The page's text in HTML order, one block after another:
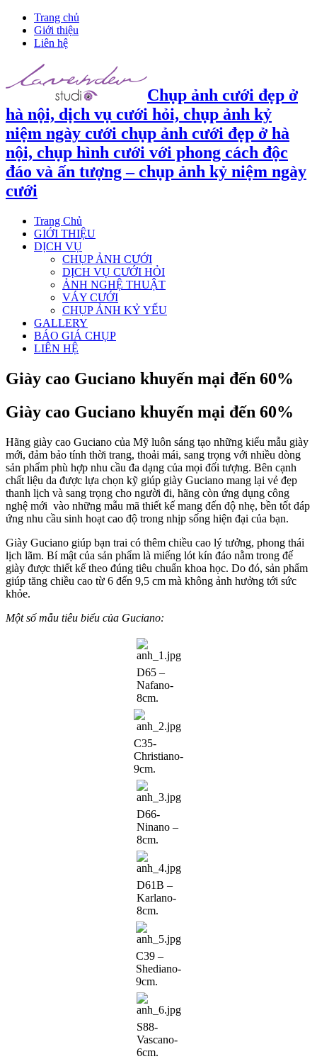
Trang chủ
Giới thiệu
Liên hệ
Chụp ảnh cưới đẹp ở
hà nội, dịch vụ cưới hỏi, chụp ảnh kỷ
niệm ngày cưới chụp ảnh cưới đẹp ở hà
nội, chụp hình cưới với phong cách độc
đáo và ấn tượng – chụp ảnh kỷ niệm ngày
cưới
Trang Chủ
GIỚI THIỆU
DỊCH VỤ
CHỤP ẢNH CƯỚI
DỊCH VỤ CƯỚI HỎI
ẢNH NGHỆ THUẬT
VÁY CƯỚI
CHỤP ẢNH KỶ YẾU
GALLERY
BÁO GIÁ CHỤP
LIÊN HỆ
Giày cao Guciano khuyến mại đến 60%
Giày cao Guciano khuyến mại đến 60%
Hãng giày cao Guciano của Mỹ luôn sáng tạo những kiểu mẫu giày
mới, đảm bảo tính thời trang, thoải mái, sang trọng với nhiều dòng
sản phẩm phù hợp nhu cầu đa dạng của mọi đối tượng. Bên cạnh
chất liệu da được lựa chọn kỹ giúp giày Guciano mang lại vẻ đẹp
thanh lịch và sang trọng cho người đi, hãng còn ứng dụng công
nghệ mới vào những mẫu mã thiết kế mang đến độ nhẹ, bền tốt đáp
ứng nhu cầu sinh hoạt cao độ trong nhịp sống hiện đại của bạn.
Giày Guciano giúp bạn trai có thêm chiều cao lý tưởng, phong thái
lịch lãm. Bí mật của sản phẩm là miếng lót kín đáo nằm trong đế
giày được thiết kế theo đúng tiêu chuẩn khoa học. Do đó, sản phẩm
giúp tăng chiều cao từ 6 đến 9,5 cm mà không ảnh hưởng tới sức
khỏe.
Một số mẫu tiêu biểu của Guciano:
D65 –
Nafano-
8cm.
C35-
Christiano-
9cm.
D66-
Ninano –
8cm.
D61B –
Karlano-
8cm.
C39 –
Shediano-
9cm.
S88-
Vascano-
6cm.